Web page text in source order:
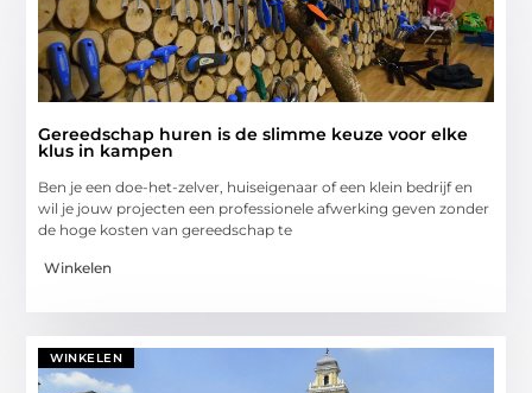
Gereedschap huren is de slimme keuze voor elke
klus in kampen
Ben je een doe-het-zelver, huiseigenaar of een klein bedrijf en
wil je jouw projecten een professionele afwerking geven zonder
de hoge kosten van gereedschap te
Winkelen
WINKELEN